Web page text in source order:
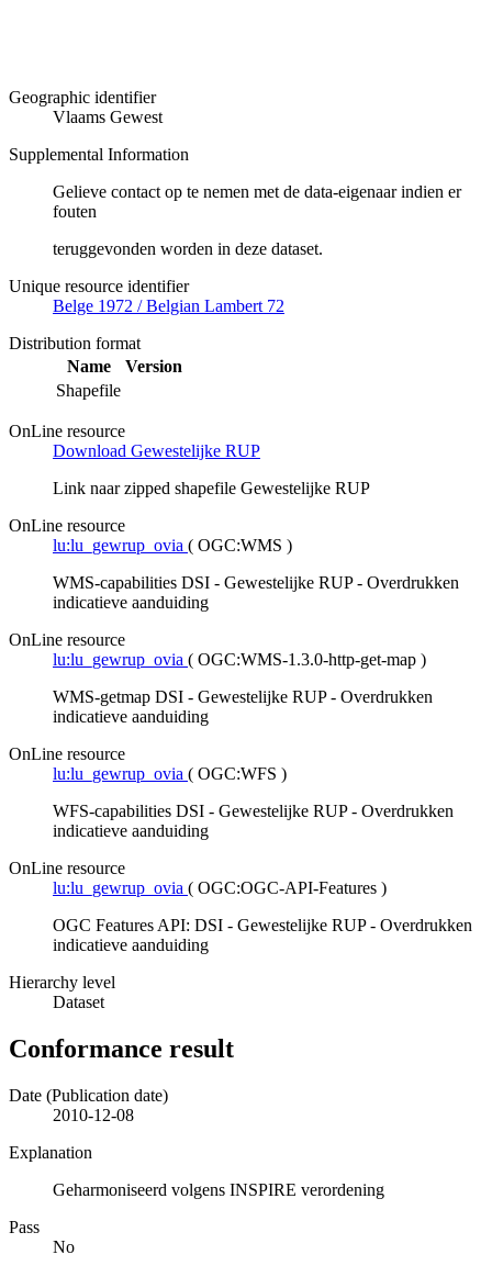
Geographic identifier
Vlaams Gewest
Supplemental Information
Gelieve contact op te nemen met de data-eigenaar indien er
fouten
teruggevonden worden in deze dataset.
Unique resource identifier
Belge 1972 / Belgian Lambert 72
Distribution format
Name
Version
Shapefile
OnLine resource
Download Gewestelijke RUP
Link naar zipped shapefile Gewestelijke RUP
OnLine resource
lu:lu_gewrup_ovia ( OGC:WMS )
WMS-capabilities DSI - Gewestelijke RUP - Overdrukken
indicatieve aanduiding
OnLine resource
lu:lu_gewrup_ovia ( OGC:WMS-1.3.0-http-get-map )
WMS-getmap DSI - Gewestelijke RUP - Overdrukken
indicatieve aanduiding
OnLine resource
lu:lu_gewrup_ovia ( OGC:WFS )
WFS-capabilities DSI - Gewestelijke RUP - Overdrukken
indicatieve aanduiding
OnLine resource
lu:lu_gewrup_ovia ( OGC:OGC-API-Features )
OGC Features API: DSI - Gewestelijke RUP - Overdrukken
indicatieve aanduiding
Hierarchy level
Dataset
Conformance result
Date (Publication date)
2010-12-08
Explanation
Geharmoniseerd volgens INSPIRE verordening
Pass
No